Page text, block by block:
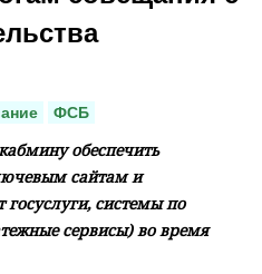
ФСБ
обеспечить
сайтам и
системы по
сервисы) во время